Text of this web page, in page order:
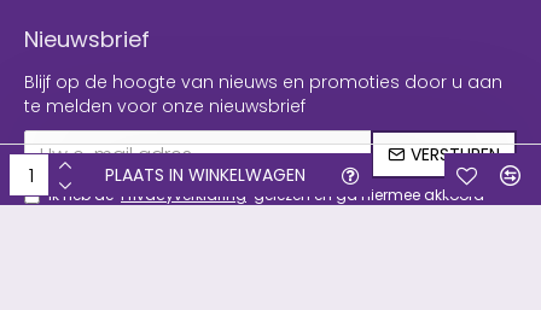
PLAATS IN WINKELWAGEN
Nieuwsbrief
Blijf op de hoogte van nieuws en promoties door u aan
te melden voor onze nieuwsbrief
VERSTUREN
Ik heb de Privacyverklaring gelezen en ga hiermee akkoord